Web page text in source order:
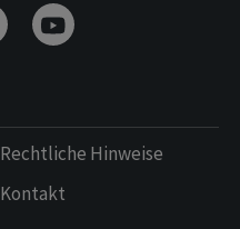
Rechtliche Hinweise
Kontakt